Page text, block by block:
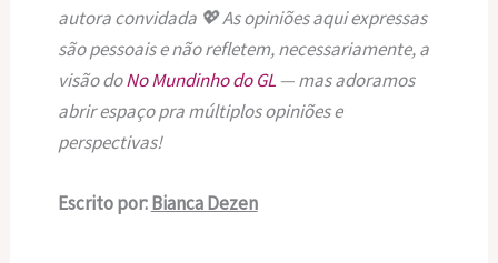
autora convidada 💖 As opiniões aqui expressas
são pessoais e não refletem, necessariamente, a
visão doNo Mundinho do GL— mas adoramos
abrir espaço pra múltiplos opiniões e
perspectivas!
Escrito por:Bianca Dezen